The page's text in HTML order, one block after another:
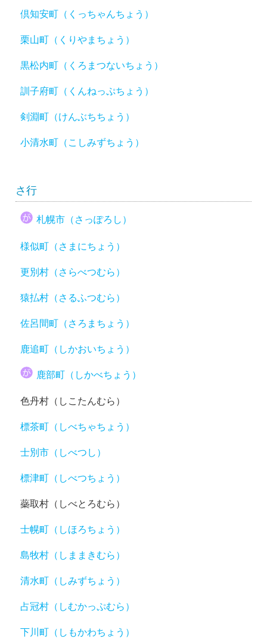
倶知安町（くっちゃんちょう）
栗山町（くりやまちょう）
黒松内町（くろまつないちょう）
訓子府町（くんねっぷちょう）
剣淵町（けんぶちちょう）
小清水町（こしみずちょう）
さ行
札幌市（さっぽろし）
様似町（さまにちょう）
更別村（さらべつむら）
猿払村（さるふつむら）
佐呂間町（さろまちょう）
鹿追町（しかおいちょう）
鹿部町（しかべちょう）
色丹村（しこたんむら）
標茶町（しべちゃちょう）
士別市（しべつし）
標津町（しべつちょう）
蘂取村（しべとろむら）
士幌町（しほろちょう）
島牧村（しままきむら）
清水町（しみずちょう）
占冠村（しむかっぷむら）
下川町（しもかわちょう）